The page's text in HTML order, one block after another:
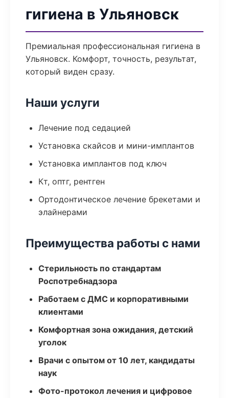
гигиена в Ульяновск
Премиальная профессиональная гигиена в
Ульяновск. Комфорт, точность, результат,
который виден сразу.
Наши услуги
Лечение под седацией
Установка скайсов и мини-имплантов
Установка имплантов под ключ
Кт, оптг, рентген
Ортодонтическое лечение брекетами и
элайнерами
Преимущества работы с нами
Стерильность по стандартам
Роспотребнадзора
Работаем с ДМС и корпоративными
клиентами
Комфортная зона ожидания, детский
уголок
Врачи с опытом от 10 лет, кандидаты
наук
Фото-протокол лечения и цифровое